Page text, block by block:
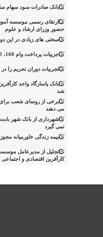
بانک صادرات سود سهام سال 94 را
ارتقای رسمی موسسه
حضور وزرای ارشاد و علوم
سختی های زیادی در این
جزییات پرداخت وام 160، 120 و 80 میلیونی مسکن
تجربیات دوران تحریم را
بانک پاسارگاد واحد
شد
برخی از روسای شعب برای
می دهند
شهرداری از بانک شهر
نمی گیرد
بیمه زندگی خاورمیانه
تجلیل از مدیرعامل
کارآفرین اقتصادی و اجتماعی